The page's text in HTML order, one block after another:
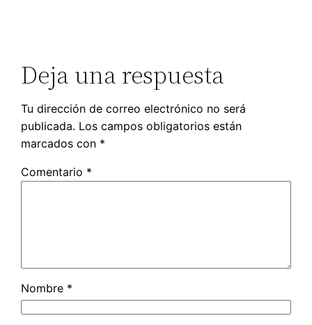
Deja una respuesta
Tu dirección de correo electrónico no será
publicada. Los campos obligatorios están
marcados con *
Comentario *
Nombre *